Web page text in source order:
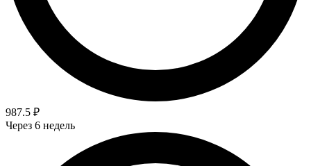
987.5 ₽
Через 6 недель